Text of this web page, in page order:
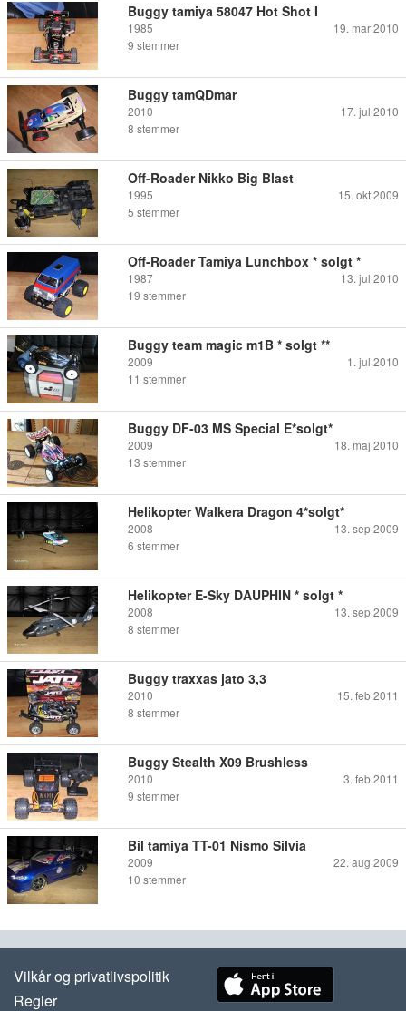
Buggy tamiya 58047 Hot Shot I
1985
19. mar 2010
9 stemmer
Buggy tamQDmar
2010
17. jul 2010
8 stemmer
Off-Roader Nikko Big Blast
1995
15. okt 2009
5 stemmer
Off-Roader Tamiya Lunchbox * solgt *
1987
13. jul 2010
19 stemmer
Buggy team magic m1B * solgt **
2009
1. jul 2010
11 stemmer
Buggy DF-03 MS Special E*solgt*
2009
18. maj 2010
13 stemmer
Helikopter Walkera Dragon 4*solgt*
2008
13. sep 2009
6 stemmer
Helikopter E-Sky DAUPHIN * solgt *
2008
13. sep 2009
8 stemmer
Buggy traxxas jato 3,3
2010
15. feb 2011
8 stemmer
Buggy Stealth X09 Brushless
2010
3. feb 2011
9 stemmer
Bil tamiya TT-01 Nismo Silvia
2009
22. aug 2009
10 stemmer
Vilkår og privatlivspolitik
Regler